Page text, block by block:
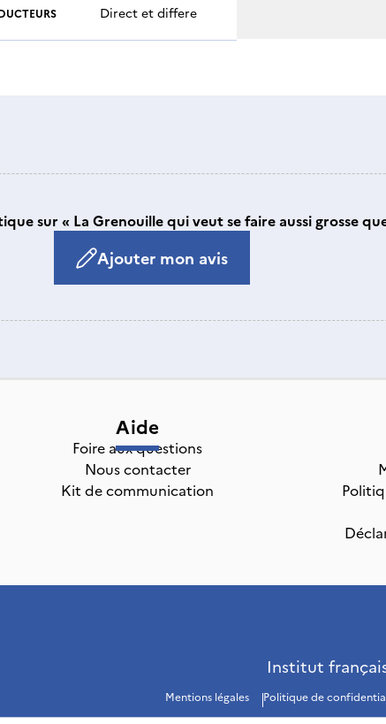
Direct et differe
sur « La Grenouille qui veut se faire aussi grosse
Ajouter mon avis
Aide
Foire aux questions
Nous contacter
Kit de communication
Institut
Mentions légales Politique de